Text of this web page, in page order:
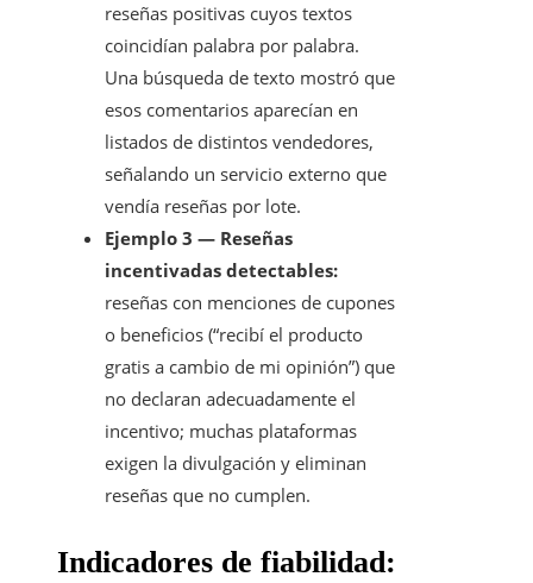
reseñas positivas cuyos textos
coincidían palabra por palabra.
Una búsqueda de texto mostró que
esos comentarios aparecían en
listados de distintos vendedores,
señalando un servicio externo que
vendía reseñas por lote.
Ejemplo 3 — Reseñas
incentivadas detectables:
reseñas con menciones de cupones
o beneficios (“recibí el producto
gratis a cambio de mi opinión”) que
no declaran adecuadamente el
incentivo; muchas plataformas
exigen la divulgación y eliminan
reseñas que no cumplen.
Indicadores de fiabilidad: